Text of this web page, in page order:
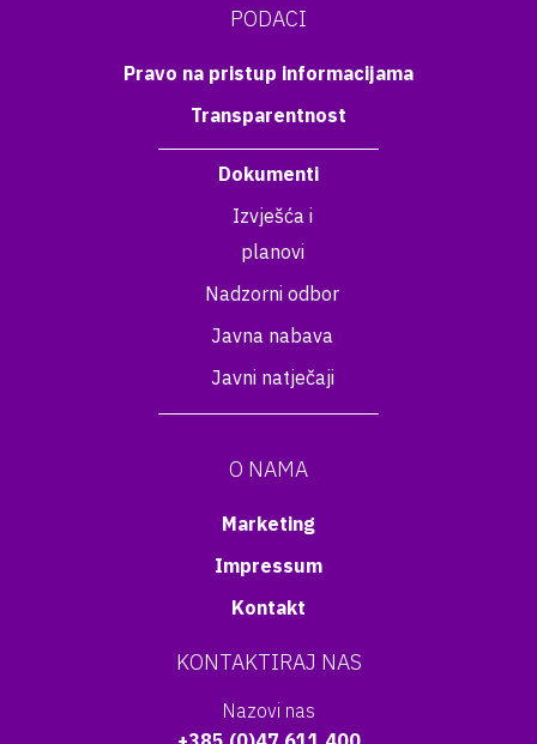
PODACI
Pravo na pristup informacijama
Transparentnost
Dokumenti
Izvješća i
planovi
Nadzorni odbor
Javna nabava
Javni natječaji
O NAMA
Marketing
Impressum
Kontakt
KONTAKTIRAJ NAS
Nazovi nas